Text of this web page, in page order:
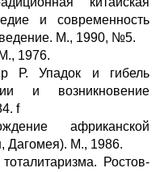
и современность
М., 1990, №5.
1976.
Р. Упадок и гибель
и возникновение
f
африканской
Дагомея). М., 1986.
Ростов-